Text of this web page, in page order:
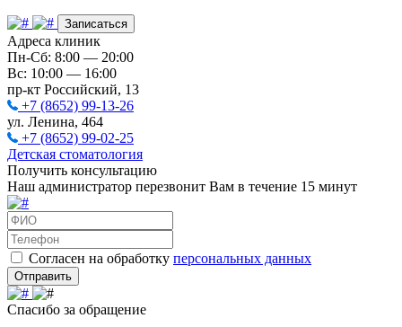
Записаться
Адреса клиник
Пн-Сб: 8:00 — 20:00
Вс: 10:00 — 16:00
пр-кт Российский, 13
+7 (8652) 99-13-26
ул. Ленина, 464
+7 (8652) 99-02-25
Детская стоматология
Получить консультацию
Наш администратор перезвонит Вам в течение 15 минут
Согласен на обработку персональных данных
Отправить
Спасибо за обращение